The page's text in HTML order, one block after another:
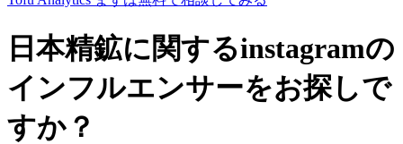
日本精鉱に関するinstagramの
インフルエンサーをお探しで
すか？